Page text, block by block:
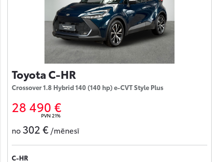
Toyota C-HR
Crossover 1.8 Hybrid 140 (140 hp) e-CVT Style Plus
28 490 €
PVN 21%
no 302 € /mēnesī
C-HR